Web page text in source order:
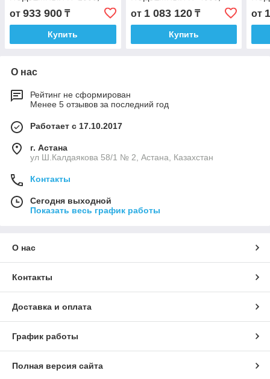
ГОСТ, PN 16 - DN 125, с
рассверловкой фланцев
по стандарту ГОСТ
от 933 900 ₸
Купить
ГОСТ, PN 16 - DN 125, с
рассверловкой фланцев
по стандарту ГОСТ
от 1 083 120₸
Купить
по
от
О нас
Рейтинг не сформирован
Менее 5 отзывов за последний год
Работает с 17.10.2017
г. Астана
ул Ш.Калдаякова 58/1 № 2, Астана, Казахстан
Контакты
Сегодня выходной
Показать весь график работы
О нас
Контакты
Доставка и оплата
График работы
Полная версия сайта